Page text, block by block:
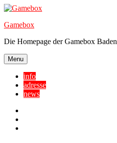
Skip
content
Gamebox
Die Homepage der Gamebox Baden
Menu
info
adresse
news